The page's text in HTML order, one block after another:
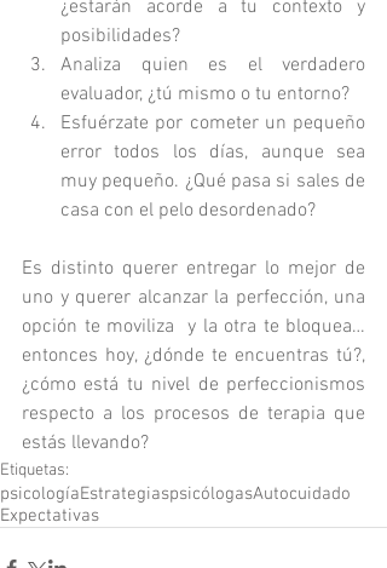
¿estarán acorde a tu contexto y
posibilidades?
Analiza quien es el verdadero
evaluador, ¿tú mismo o tu entorno?
Esfuérzate por cometer un pequeño
error todos los días, aunque sea
muy pequeño. ¿Qué pasa si sales de
casa con el pelo desordenado?
Es distinto querer entregar lo mejor de
uno y querer alcanzar la perfección, una
opción te moviliza  y la otra te bloquea…
entonces hoy, ¿dónde te encuentras tú?,
¿cómo está tu nivel de perfeccionismos
respecto a los procesos de terapia que
estás llevando?
Etiquetas:
psicologíaEstrategiaspsicólogasAutocuidado
Expectativas